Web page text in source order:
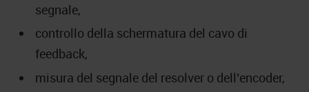
segnale,
controllo della schermatura del cavo di
feedback,
misura del segnale del resolver o dell’encoder,